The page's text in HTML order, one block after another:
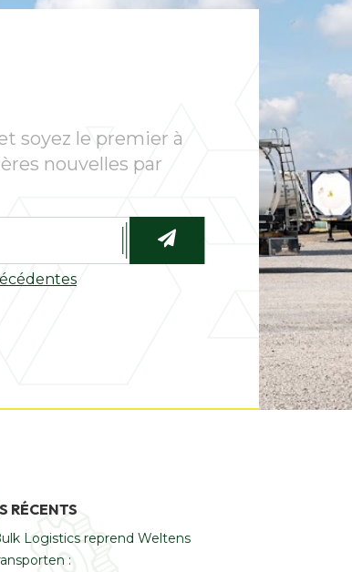
soyez le premier à
nouvelles par
RÉCENTS
Logistics reprend Weltens
: